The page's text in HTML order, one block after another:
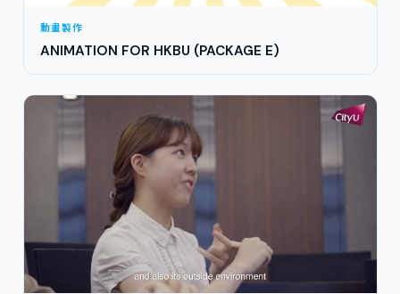
動畫製作
ANIMATION FOR HKBU (PACKAGE E)